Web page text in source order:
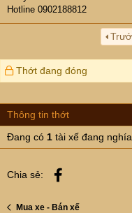
Hotline 0902188812
Thớt đang đóng
Thông tin thớt
Đang có 1 tài xế đang
Chia sẻ:
Mua xe - Bán xế